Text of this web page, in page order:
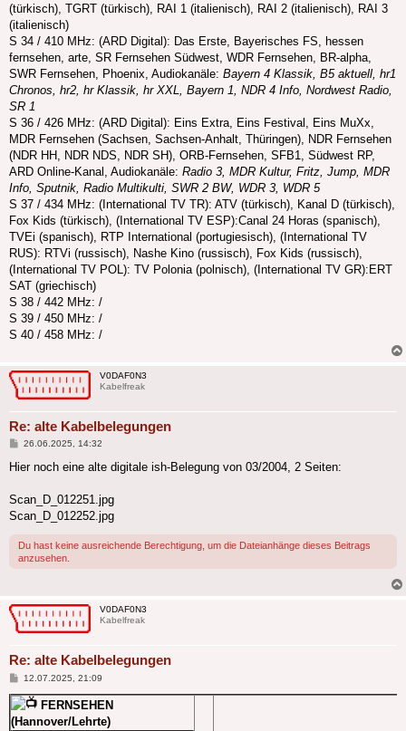
(türkisch), TGRT (türkisch), RAI 1 (italienisch), RAI 2 (italienisch), RAI 3
(italienisch)
S 34 / 410 MHz: (ARD Digital): Das Erste, Bayerisches FS, hessen
fernsehen, arte, SR Fernsehen Südwest, WDR Fernsehen, BR-alpha,
SWR Fernsehen, Phoenix, Audiokanäle: Bayern 4 Klassik, B5 aktuell, hr1
Chronos, hr2, hr Klassik, hr XXL, Bayern 1, NDR 4 Info, Nordwest Radio,
SR 1
S 36 / 426 MHz: (ARD Digital): Eins Extra, Eins Festival, Eins MuXx,
MDR Fernsehen (Sachsen, Sachsen-Anhalt, Thüringen), NDR Fernsehen
(NDR HH, NDR NDS, NDR SH), ORB-Fernsehen, SFB1, Südwest RP,
ARD Online-Kanal, Audiokanäle: Radio 3, MDR Kultur, Fritz, Jump, MDR
Info, Sputnik, Radio Multikulti, SWR 2 BW, WDR 3, WDR 5
S 37 / 434 MHz: (International TV TR): ATV (türkisch), Kanal D (türkisch),
Fox Kids (türkisch), (International TV ESP):Canal 24 Horas (spanisch),
TVEi (spanisch), RTP International (portugiesisch), (International TV
RUS): RTVi (russisch), Nashe Kino (russisch), Fox Kids (russisch),
(International TV POL): TV Polonia (polnisch), (International TV GR):ERT
SAT (griechisch)
S 38 / 442 MHz: /
S 39 / 450 MHz: /
S 40 / 458 MHz: /
V0DAF0N3
Kabelfreak
Re: alte Kabelbelegungen
Beitrag
26.06.2025, 14:32
Hier noch eine alte digitale ish-Belegung von 03/2004, 2 Seiten:
Scan_D_012251.jpg
Scan_D_012252.jpg
Du hast keine ausreichende Berechtigung, um die Dateianhänge dieses Beitrags
anzusehen.
V0DAF0N3
Kabelfreak
Re: alte Kabelbelegungen
Beitrag
12.07.2025, 21:09
FERNSEHEN
(Hannover/Lehrte)